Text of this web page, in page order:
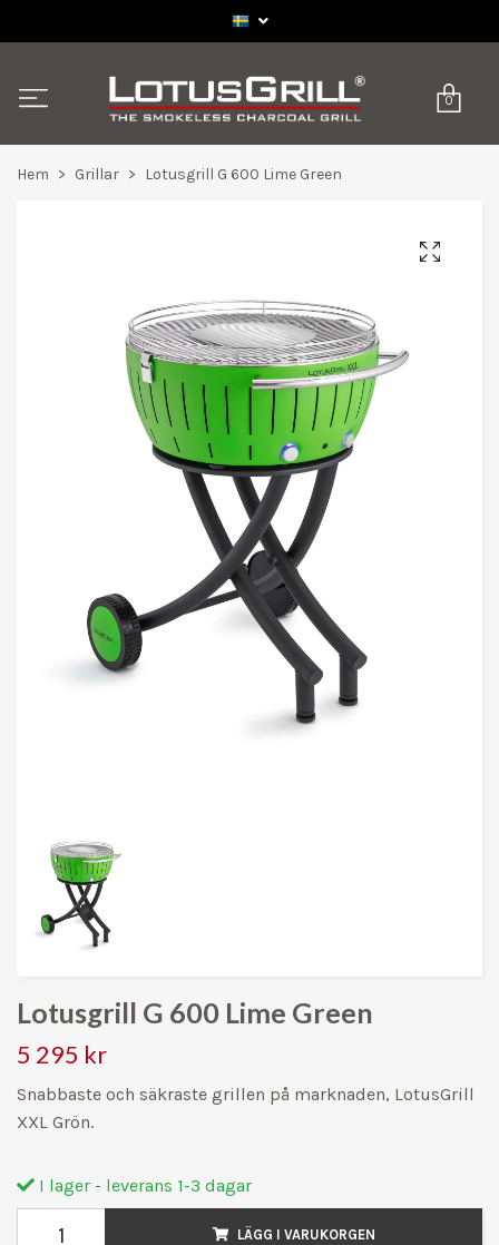
0
Hem Grillar Lotusgrill G 600 Lime Green
Lotusgrill G 600 Lime Green
5 295 kr
Snabbaste och säkraste grillen på marknaden, LotusGrill
XXL Grön.
I lager - leverans 1-3 dagar
LÄGG I VARUKORGEN